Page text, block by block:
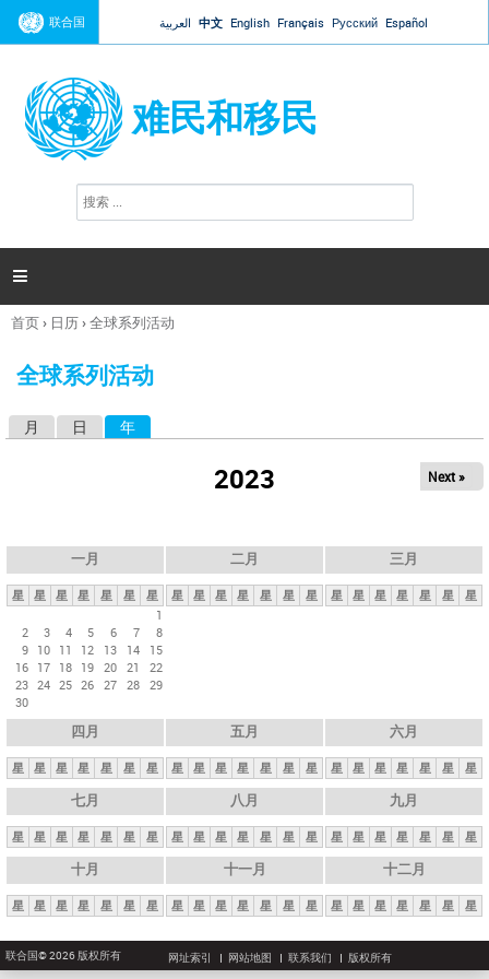
Jump to navigation
联合国 العربية 中文 English Français Русский Español
难民和移民
搜
索

你
这
首页› 日历›全球系列活动
全球系列活动
月 日 年
2023 Next »
一月
星 星 星 星 星 星
星
1
2
3 4 5 6 7
8
9 10 11 12 13 14
15
16 17 18 19 20 21
22
23 24 25 26 27 28 29
30
二月
星 星 星 星 星 星 星
三月
星 星 星 星 星 星 星
四月
星 星 星 星 星 星 星
五月
星 星 星 星 星 星 星
六月
星 星 星 星 星 星 星
七月
星 星 星 星 星 星 星
八月
星 星 星 星 星 星 星
九月
星 星 星 星 星 星 星
十月
星 星 星 星 星 星 星
十一月
星 星 星 星 星 星 星
十二月
星 星 星 星 星 星 星
联合国© 2026 版权所有 网址索引 网站地图 联系我们 版权所有